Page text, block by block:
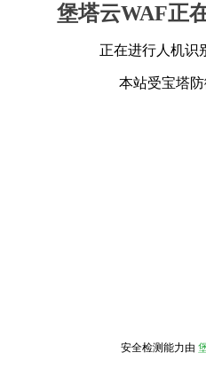
堡塔云WAF正
正在进行人机识
本站受宝塔
安全检测能力由